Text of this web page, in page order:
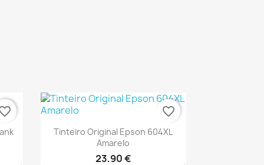
Ver+
Tinteiro Original Epson 604XL
Amarelo
23,90 €
favorite_border